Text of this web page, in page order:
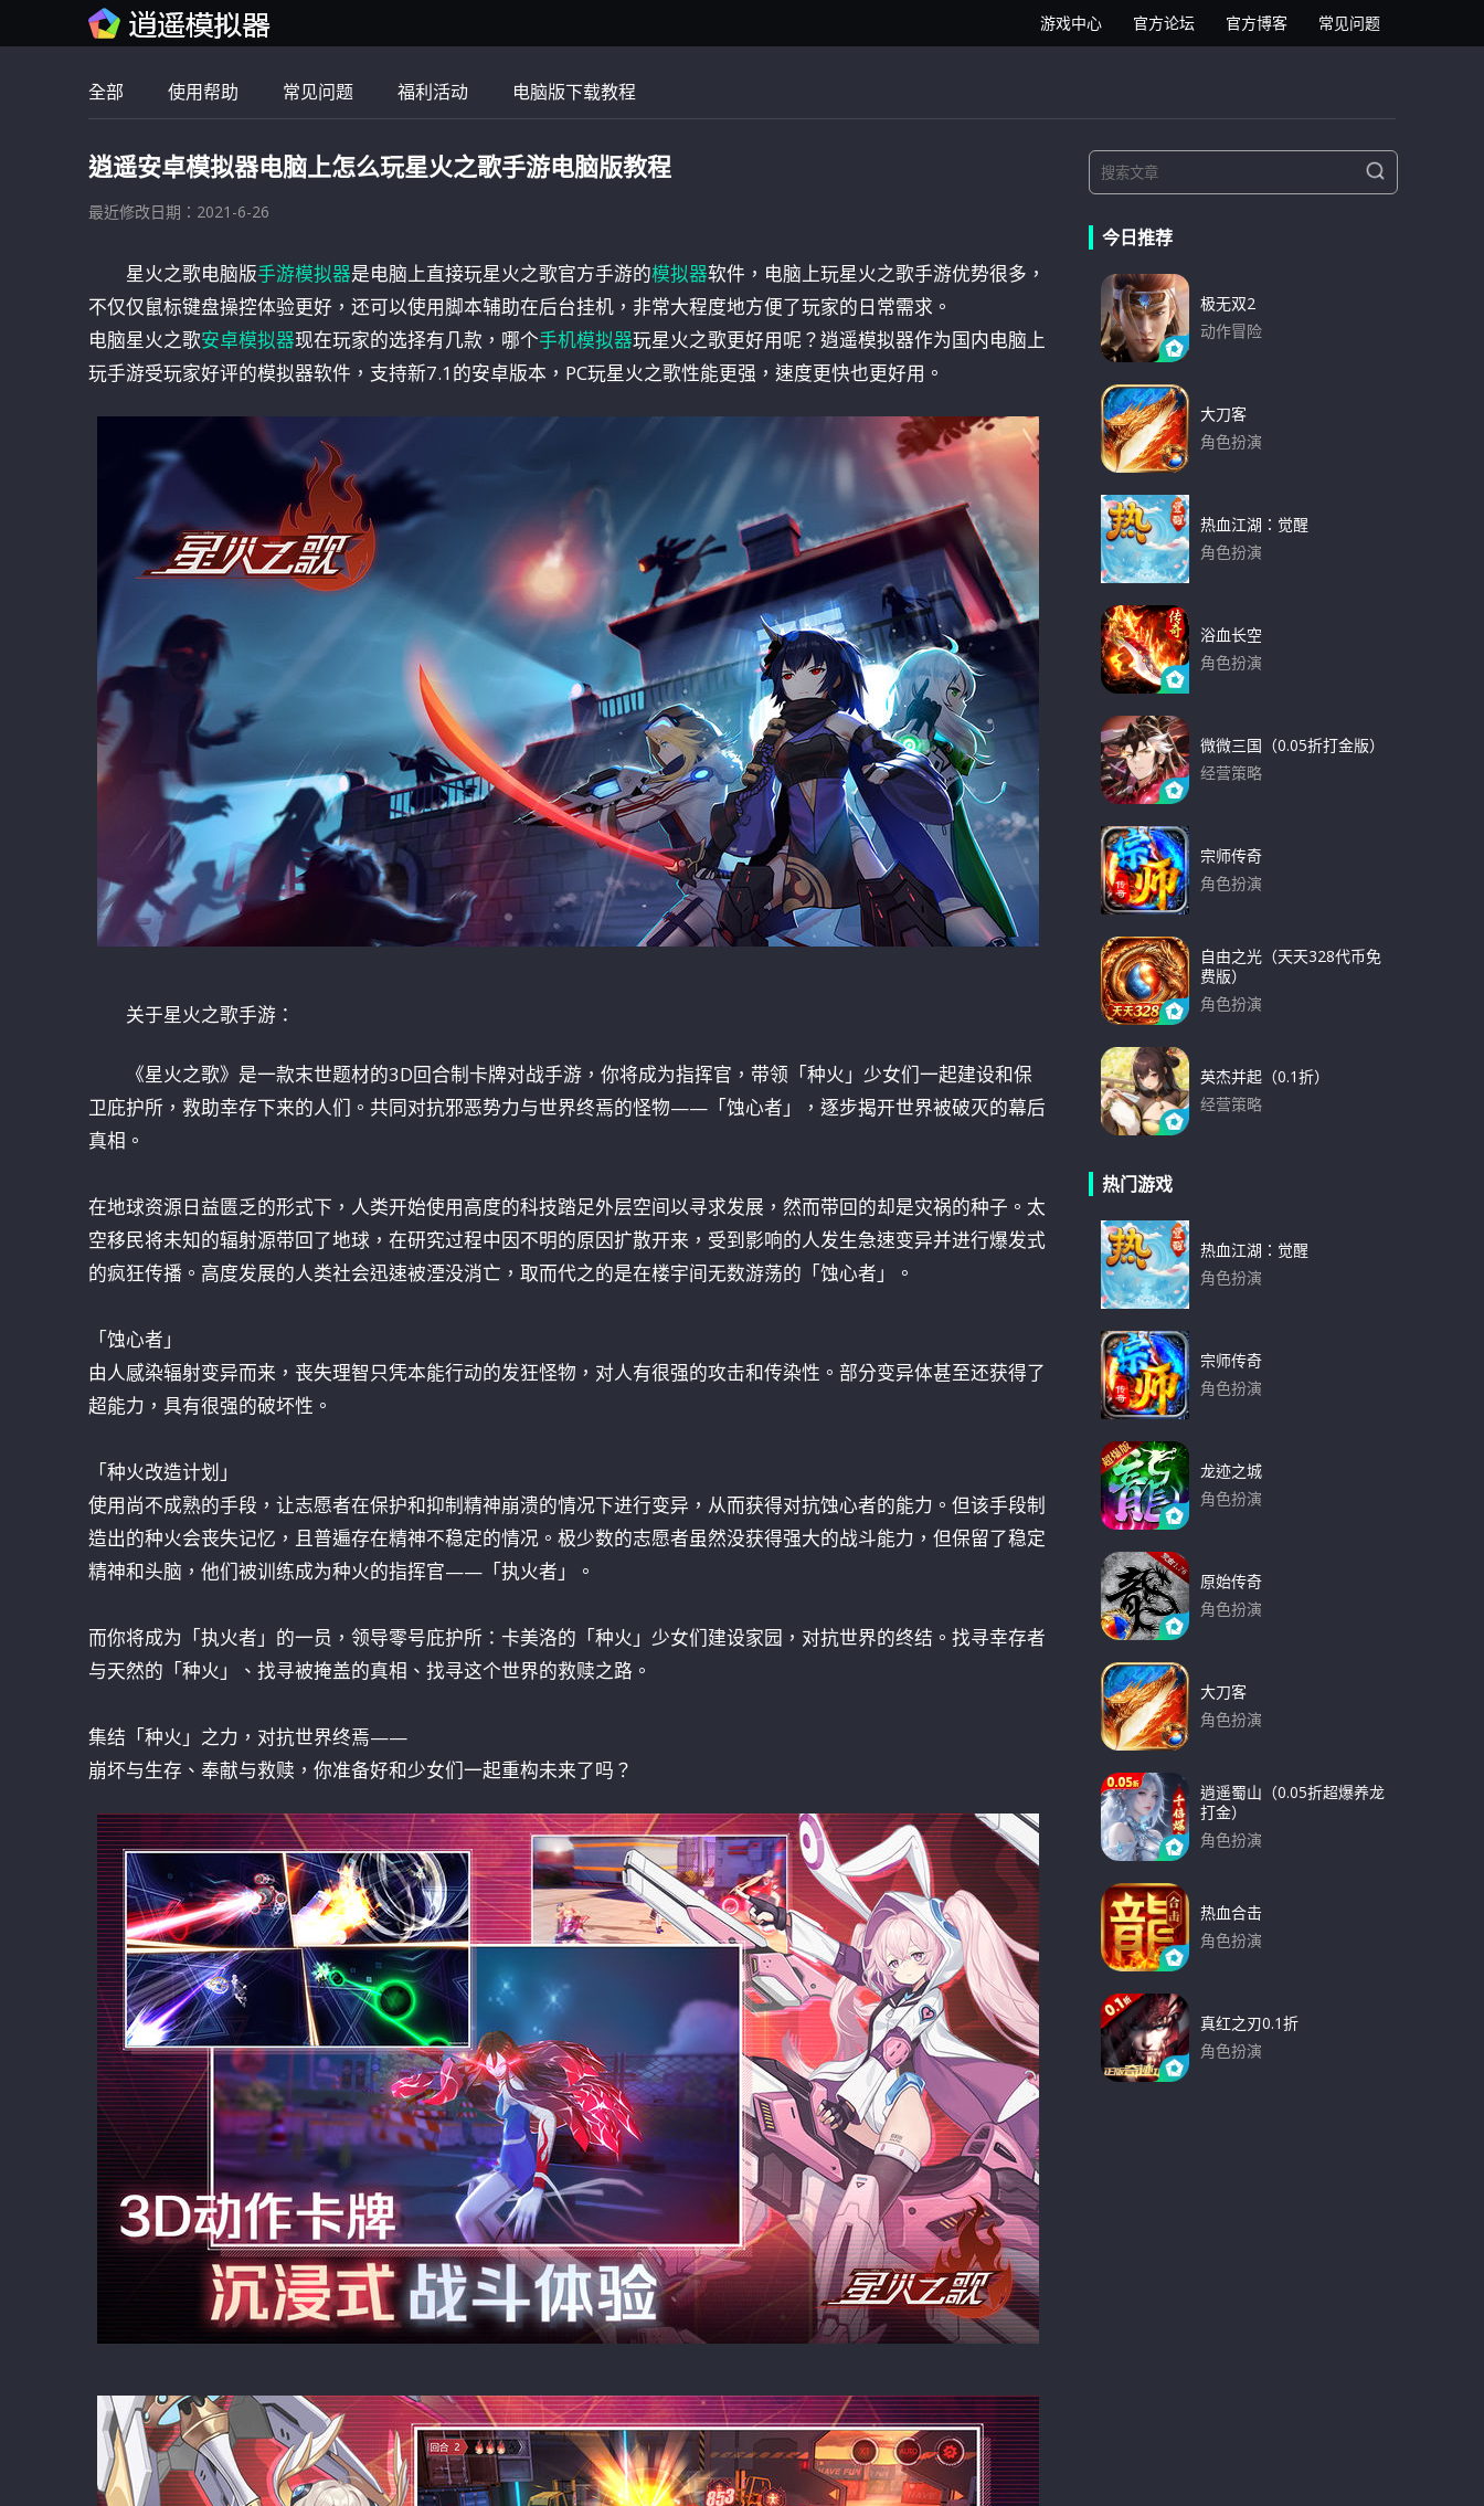
逍遥安卓模拟器 常见问题
官方博客
官方论坛
游戏中心
全部 使用帮助 常见问题 福利活动 电脑版下载教程
逍遥安卓模拟器电脑上怎么玩星火之歌手游电脑版教程
最近修改日期：2021-6-26
星火之歌电脑版手游模拟器是电脑上直接玩星火之歌官方手游的模拟器软件，电脑上玩星火之歌手游优势很多，
不仅仅鼠标键盘操控体验更好，还可以使用脚本辅助在后台挂机，非常大程度地方便了玩家的日常需求。
电脑星火之歌安卓模拟器现在玩家的选择有几款，哪个手机模拟器玩星火之歌更好用呢？逍遥模拟器作为国内电脑上
玩手游受玩家好评的模拟器软件，支持新7.1的安卓版本，PC玩星火之歌性能更强，速度更快也更好用。
关于星火之歌手游：
《星火之歌》是一款末世题材的3D回合制卡牌对战手游，你将成为指挥官，带领「种火」少女们一起建设和保
卫庇护所，救助幸存下来的人们。共同对抗邪恶势力与世界终焉的怪物——「蚀心者」，逐步揭开世界被破灭的幕后
真相。
在地球资源日益匮乏的形式下，人类开始使用高度的科技踏足外层空间以寻求发展，然而带回的却是灾祸的种子。太
空移民将未知的辐射源带回了地球，在研究过程中因不明的原因扩散开来，受到影响的人发生急速变异并进行爆发式
的疯狂传播。高度发展的人类社会迅速被湮没消亡，取而代之的是在楼宇间无数游荡的「蚀心者」。
「蚀心者」
由人感染辐射变异而来，丧失理智只凭本能行动的发狂怪物，对人有很强的攻击和传染性。部分变异体甚至还获得了
超能力，具有很强的破坏性。
「种火改造计划」
使用尚不成熟的手段，让志愿者在保护和抑制精神崩溃的情况下进行变异，从而获得对抗蚀心者的能力。但该手段制
造出的种火会丧失记忆，且普遍存在精神不稳定的情况。极少数的志愿者虽然没获得强大的战斗能力，但保留了稳定
精神和头脑，他们被训练成为种火的指挥官——「执火者」。
而你将成为「执火者」的一员，领导零号庇护所：卡美洛的「种火」少女们建设家园，对抗世界的终结。找寻幸存者
与天然的「种火」、找寻被掩盖的真相、找寻这个世界的救赎之路。
集结「种火」之力，对抗世界终焉——
崩坏与生存、奉献与救赎，你准备好和少女们一起重构未来了吗？
e
S
e
今日推荐
极无双2
动作冒险
大刀客
角色扮演
热血江湖：觉醒
角色扮演
浴血长空
角色扮演
微微三国（0.05折打金版）
经营策略
宗师传奇
角色扮演
自由之光（天天328代币免
费版）
角色扮演
英杰并起（0.1折）
经营策略
热门游戏
热血江湖：觉醒
角色扮演
宗师传奇
角色扮演
龙迹之城
角色扮演
原始传奇
角色扮演
大刀客
角色扮演
逍遥蜀山（0.05折超爆养龙
打金）
角色扮演
热血合击
角色扮演
真红之刃0.1折
角色扮演